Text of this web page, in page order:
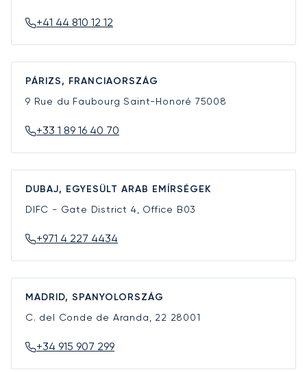
+41 44 810 12 12
PÁRIZS, FRANCIAORSZÁG
9 Rue du Faubourg Saint-Honoré 75008
+33 1 89 16 40 70
DUBAJ, EGYESÜLT ARAB EMÍRSÉGEK
DIFC - Gate District 4, Office B03
+971 4 227 4434
MADRID, SPANYOLORSZÁG
C. del Conde de Aranda, 22 28001
+34 915 907 299